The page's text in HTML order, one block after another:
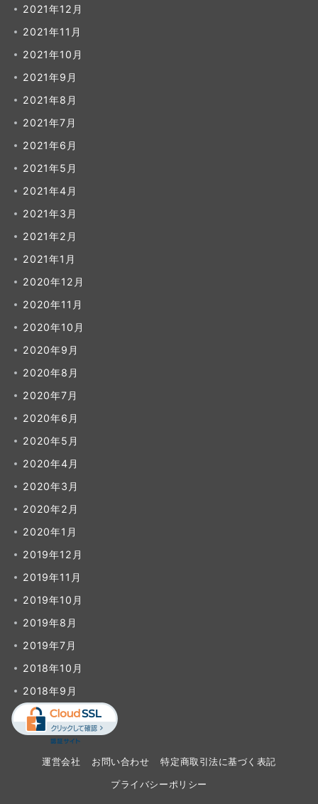
2021年12月
2021年11月
2021年10月
2021年9月
2021年8月
2021年7月
2021年6月
2021年5月
2021年4月
2021年3月
2021年2月
2021年1月
2020年12月
2020年11月
2020年10月
2020年9月
2020年8月
2020年7月
2020年6月
2020年5月
2020年4月
2020年3月
2020年2月
2020年1月
2019年12月
2019年11月
2019年10月
2019年8月
2019年7月
2018年10月
2018年9月
運営会社 お問い合わせ 特定商取引法に基づく表記
プライバシーポリシー